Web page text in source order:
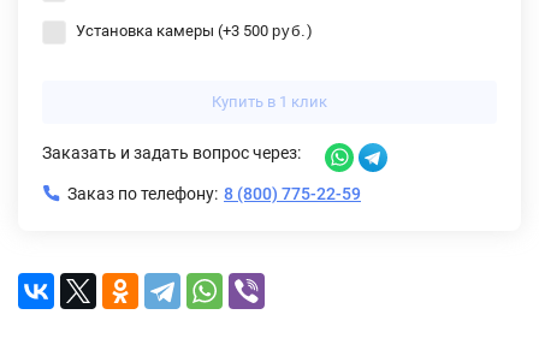
Установка камеры (+3 500 руб. )
Купить в 1 клик
Заказать и задать вопрос через:
Заказ по телефону: 8 (800) 775-22-59